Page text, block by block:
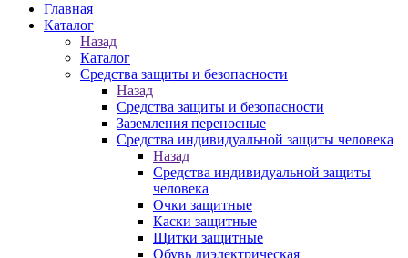
Главная
Каталог
Назад
Каталог
Средства защиты и безопасности
Назад
Средства защиты и безопасности
Заземления переносные
Средства индивидуальной защиты человека
Назад
Средства индивидуальной защиты
человека
Очки защитные
Каски защитные
Щитки защитные
Обувь диэлектрическая